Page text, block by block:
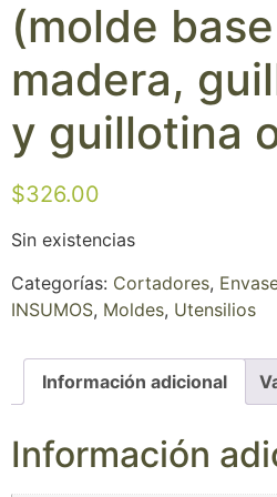
(molde
madera,
y guillotina
$326.00
Sin existencias
Categorías: Cortadores,
INSUMOS, Moldes, Utensilios
Información adicional
Información